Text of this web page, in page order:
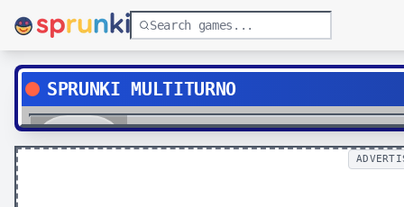
SPRUNKI MULTITURNO
Play